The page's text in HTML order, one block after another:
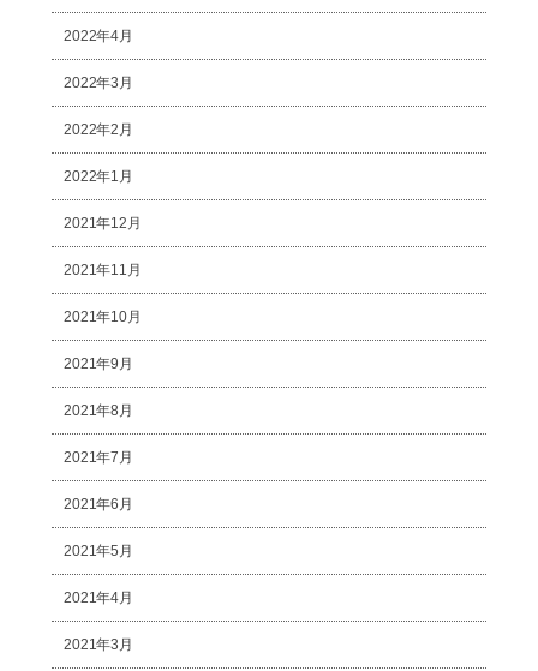
2022年4月
2022年3月
2022年2月
2022年1月
2021年12月
2021年11月
2021年10月
2021年9月
2021年8月
2021年7月
2021年6月
2021年5月
2021年4月
2021年3月